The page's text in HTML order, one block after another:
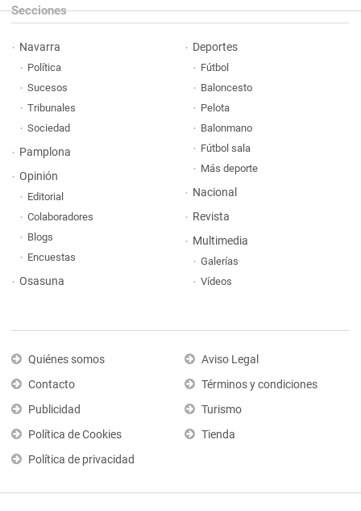
Secciones
Navarra
Política
Sucesos
Tribunales
Sociedad
Pamplona
Opinión
Editorial
Colaboradores
Blogs
Encuestas
Osasuna
Deportes
Fútbol
Baloncesto
Pelota
Balonmano
Fútbol sala
Más deporte
Nacional
Revista
Multimedia
Galerías
Vídeos
Quiénes somos
Contacto
Publicidad
Política de Cookies
Política de privacidad
Aviso Legal
Términos y condiciones
Turismo
Tienda